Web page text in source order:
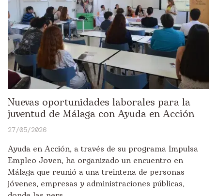
Nuevas oportunidades laborales para la
juventud de Málaga con Ayuda en Acción
27/05/2026
Ayuda en Acción, a través de su programa Impulsa
Empleo Joven, ha organizado un encuentro en
Málaga que reunió a una treintena de personas
jóvenes, empresas y administraciones públicas,